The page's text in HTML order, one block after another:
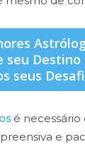
seu Destino
seus
é necessário
e